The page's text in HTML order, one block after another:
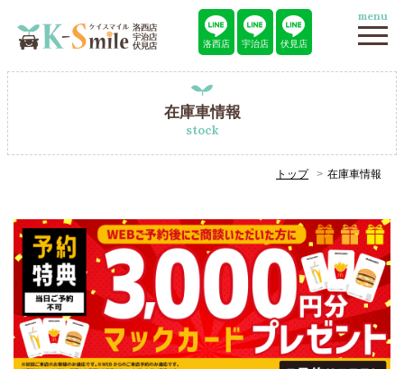
洛西店 宇治店 伏見店
menu
在庫車情報
stock
トップ 在庫車情報